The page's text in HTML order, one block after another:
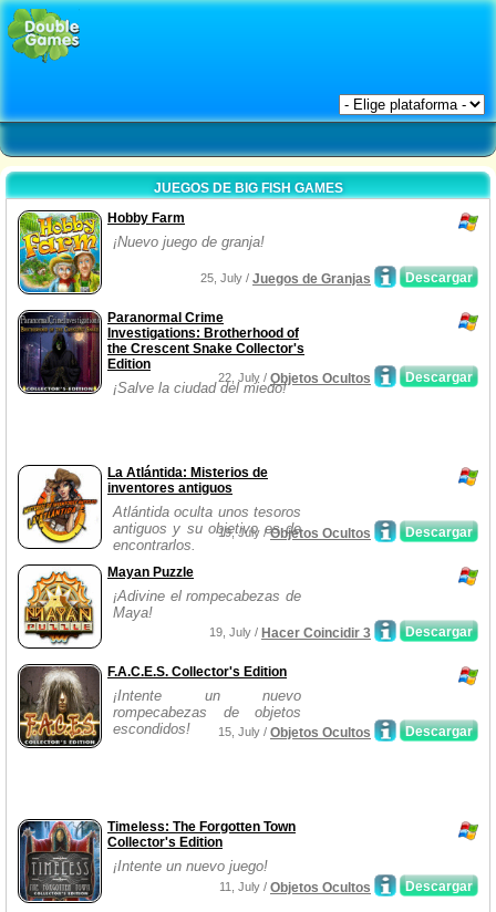
JUEGOS DE BIG FISH GAMES
Hobby Farm
¡Nuevo juego de granja!
Descargar
25, July / Juegos de Granjas
Paranormal Crime
Investigations: Brotherhood of
the Crescent Snake Collector's
Edition
¡Salve la ciudad del miedo!
Descargar
22, July / Objetos Ocultos
La Atlántida: Misterios de
inventores antiguos
Atlántida oculta unos tesoros
antiguos y su objetivo es de
encontrarlos.
Descargar
19, July /Objetos Ocultos
Mayan Puzzle
¡Adivine el rompecabezas de
Maya!
Descargar
19, July / Hacer Coincidir 3
F.A.C.E.S. Collector's Edition
¡Intente un nuevo
rompecabezas de objetos
escondidos!
Descargar
15, July / Objetos Ocultos
Timeless: The Forgotten Town
Collector's Edition
¡Intente un nuevo juego!
Descargar
11, July / Objetos Ocultos